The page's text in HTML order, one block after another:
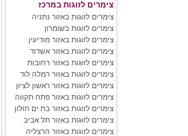
צימרים לזוגות במרכז
צימרים לזוגות באזור נתניה
צימרים לזוגות בשומרון
צימרים לזוגות באזור מודיעין
צימרים לזוגות באזור אשדוד
צימרים לזוגות באזור רחובות
צימרים לזוגות באזור רמלה לוד
צימרים לזוגות באזור ראשון לציון
צימרים לזוגות באזור פתח תקווה
צימרים לזוגות באזור בת ים חולון
צימרים לזוגות באזור תל אביב
צימרים לזוגות באזור הרצליה